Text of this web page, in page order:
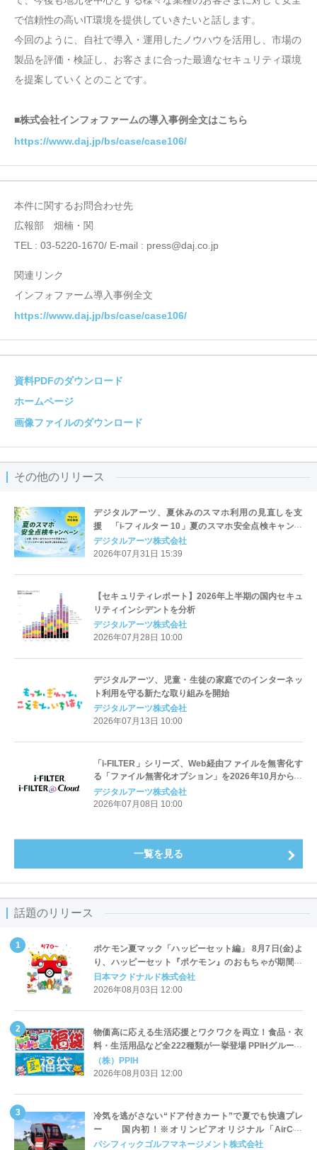
で信頼性の高いIT環境を提供していきたいと話します。
今回のように、自社で導入・運用したノウハウを活用し、市場の
製品を評価・検証し、お客さまに合った最適なセキュリティ環境
を提案していくとのことです。
■株式会社インフォファームの導入事例全文はこちら
https://www.daj.jp/bs/case/case106/
本件に関するお問合わせ先
広報部 畑楠・関
TEL : 03-5220-1670/ E-mail : press@daj.co.jp
関連リンク
インフォファーム導入事例全文
https://www.daj.jp/bs/case/case106/
資料PDFのダウンロード
ホームページ
画像ファイルのダウンロード
その他のリリース
デジタルアーツ、夏休みのスマホ利用の見直しを支
援 「i-フィルター 10」夏のスマホ安全点検キャンペ
ーンを開始
デジタルアーツ株式会社
2026年07月31日 15:39
【セキュリティレポート】2026年上半期の国内セキュ
リティインシデントを分析
デジタルアーツ株式会社
2026年07月28日 10:00
デジタルアーツ、児童・生徒の家庭でのインターネッ
ト利用を守る新たな取り組みを開始
デジタルアーツ株式会社
2026年07月13日 10:00
「i-FILTER」シリーズ、Web経由ファイルを無害化す
る「ファイル無害化オプション」を2026年10月から提
供開始
デジタルアーツ株式会社
2026年07月08日 10:00
一覧を見る
話題のリリース
ポケモン夏マック「ハッピーセット編」 8月7日(金)よ
り、ハッピーセット『ポケモン』のおもちゃが期間限
定登場
日本マクドナルド株式会社
2026年08月03日 12:00
物価高に応える生活応援とワクワクを両立！食品・衣
料・生活用品など全222種類が一挙登場 PPIHグループ
「夏福袋」＆セール 8月6日(木)より順次スタート
（株）PPIH
2026年08月03日 12:00
冷気を逃がさない“ドア付きカート”で夏でも快適プレ
ー 国内初！※オリンピアオリジナル「AirCon
Cart（エアコンカート）」導入 | ＰＧＭ
パシフィックゴルフマネージメント株式会社